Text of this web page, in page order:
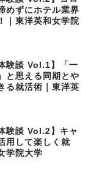
めずにホテル業界
｜東洋英和女学院
験談 Vol.1】「一
と思える同期とや
る就活術｜東洋英
験談 Vol.2】キャ
用して楽しく就
学院大学